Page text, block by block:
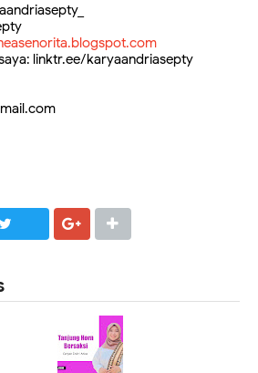
linktr.ee/karyaandriasepty